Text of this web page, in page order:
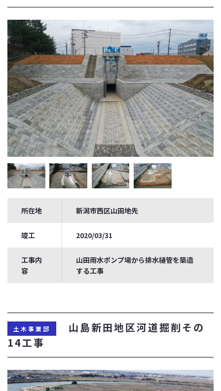
所在地 新潟市西区山田地先
竣工 2020/03/31
工事内
容
山田雨水ポンプ場から排水樋管を築造
する工事
土木事業部
山島新田地区河道掘削その
14工事